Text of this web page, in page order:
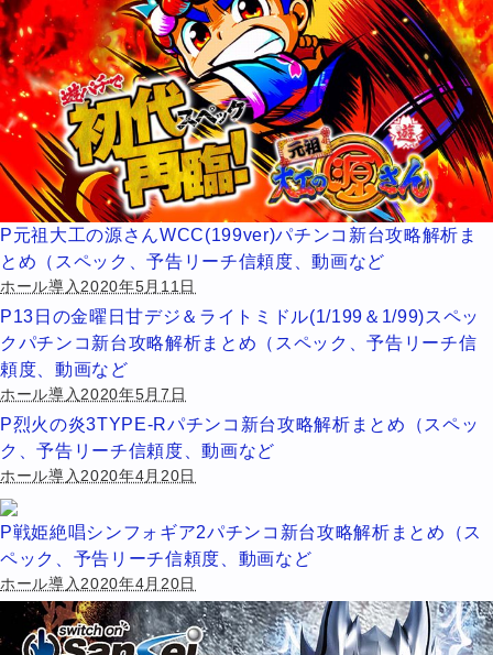
P元祖大工の源さんWCC(199ver)パチンコ新台攻略解析ま
とめ（スペック、予告リーチ信頼度、動画など
ホール導入2020年5月11日
P13日の金曜日甘デジ＆ライトミドル(1/199＆1/99)スペッ
クパチンコ新台攻略解析まとめ（スペック、予告リーチ信
頼度、動画など
ホール導入2020年5月7日
P烈火の炎3TYPE-Rパチンコ新台攻略解析まとめ（スペッ
ク、予告リーチ信頼度、動画など
ホール導入2020年4月20日
P戦姫絶唱シンフォギア2パチンコ新台攻略解析まとめ（ス
ペック、予告リーチ信頼度、動画など
ホール導入2020年4月20日